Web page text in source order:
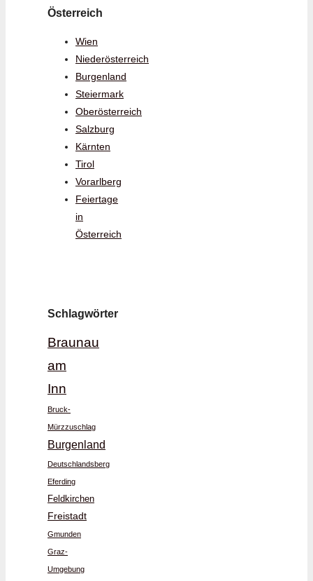
Österreich
Wien
Niederösterreich
Burgenland
Steiermark
Oberösterreich
Salzburg
Kärnten
Tirol
Vorarlberg
Feiertage
in
Österreich
Schlagwörter
Braunau
am
Inn
Bruck-
Mürzzuschlag
Burgenland
Deutschlandsberg
Eferding
Feldkirchen
Freistadt
Gmunden
Graz-
Umgebung